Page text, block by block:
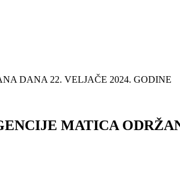
DANA 22. VELJAČE 2024. GODINE
MATICA